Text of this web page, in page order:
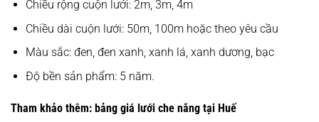
Chiều rộng cuộn lưới: 2m, 3m, 4m
Chiều dài cuộn lưới: 50m, 100m hoặc theo yêu cầu
Màu sắc: đen, đen xanh, xanh lá, xanh dương, bạc
Độ bền sản phẩm: 5 năm.
Tham khảo thêm: bảng giá lưới che nắng tại Huế